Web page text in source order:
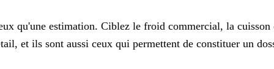
qu'une estimation. Ciblez le froid commercial, la
et ils sont aussi ceux qui permettent de constituer un